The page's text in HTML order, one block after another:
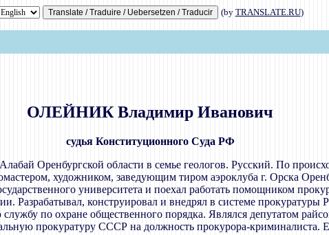
(by TRANSLATE.RU)
ОЛЕЙНИК Владимир Иванович
судья Конституционного Суда РФ
Оренбургской области в семье геологов. Русский. По
художником, заведующим тиром аэроклуба г. Орска
университета и поехал работать помощником
Разрабатывал, конструировал и внедрял в системе прокуратуры
по охране общественного порядка. Являлся депутатом
прокуратуру СССР на должность прокурора-криминалиста.